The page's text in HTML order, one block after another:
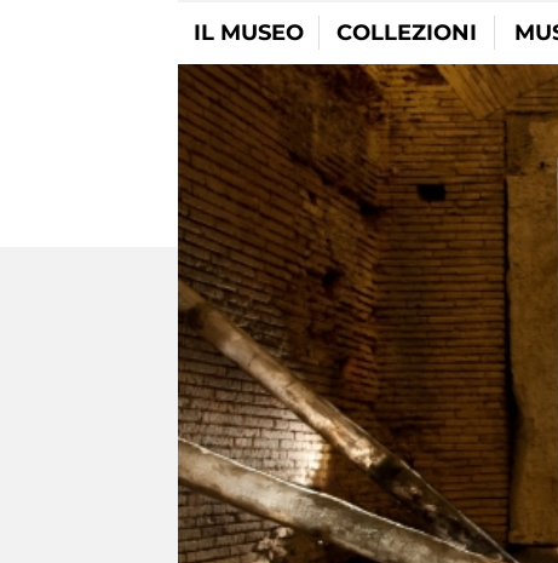
IL MUSEO COLLEZIONI